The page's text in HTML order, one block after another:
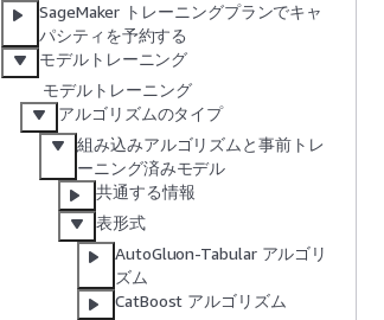
SageMaker トレーニングプランでキャ
パシティを予約する
モデルトレーニング
モデルトレーニング
アルゴリズムのタイプ
組み込みアルゴリズムと事前トレ
ーニング済みモデル
共通する情報
表形式
AutoGluon-Tabular アルゴリ
ズム
CatBoost アルゴリズム